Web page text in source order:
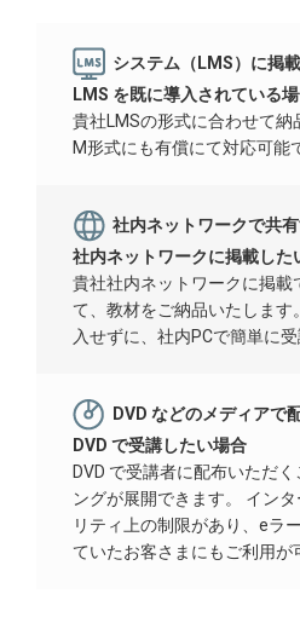
システム（LMS）に掲
LMS を既に導入されている
貴社LMSの形式に合わせて納
M形式にも有償にて対応可能
社内ネットワークで共
社内ネットワークに掲載した
貴社社内ネットワークに掲載
て、教材をご納品いたします
入せずに、社内PCで簡単に受
DVD などのメディアで
DVD で受講したい場合
DVD で受講者に配布いただ
ングが展開できます。 イン
リティ上の制限があり、eラ
ていたお客さまにもご利用が